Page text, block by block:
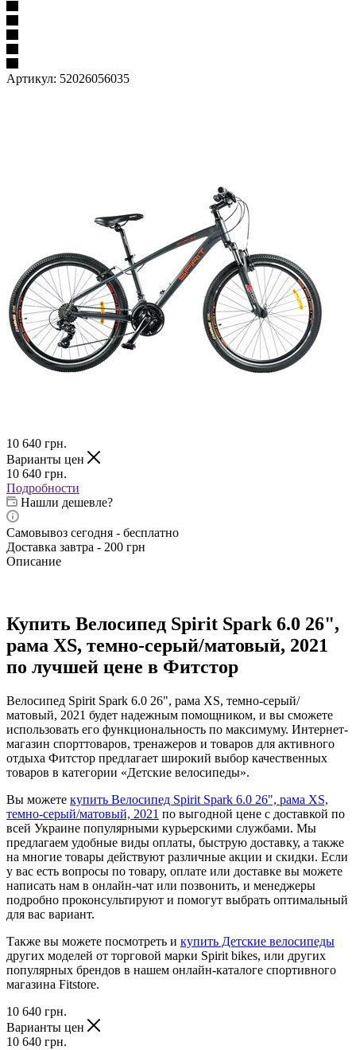
Артикул: 52026056035
10 640 грн.
Варианты цен
10 640 грн.
Подробности
Нашли дешевле?
Самовывоз сегодня - бесплатно
Доставка завтра - 200 грн
Описание
Купить Велосипед Spirit Spark 6.0 26",
рама XS, темно-серый/матовый, 2021
по лучшей цене в Фитстор
Велосипед Spirit Spark 6.0 26", рама XS, темно-серый/
матовый, 2021 будет надежным помощником, и вы сможете
использовать его функциональность по максимуму. Интернет-
магазин спорттоваров, тренажеров и товаров для активного
отдыха Фитстор предлагает широкий выбор качественных
товаров в категории «Детские велосипеды».
Вы можете купить Велосипед Spirit Spark 6.0 26", рама XS,
темно-серый/матовый, 2021 по выгодной цене с доставкой по
всей Украине популярными курьерскими службами. Мы
предлагаем удобные виды оплаты, быструю доставку, а также
на многие товары действуют различные акции и скидки. Если
у вас есть вопросы по товару, оплате или доставке вы можете
написать нам в онлайн-чат или позвонить, и менеджеры
подробно проконсультируют и помогут выбрать оптимальный
для вас вариант.
Также вы можете посмотреть и купить Детские велосипеды
других моделей от торговой марки Spirit bikes, или других
популярных брендов в нашем онлайн-каталоге спортивного
магазина Fitstore.
10 640 грн.
Варианты цен
10 640 грн.